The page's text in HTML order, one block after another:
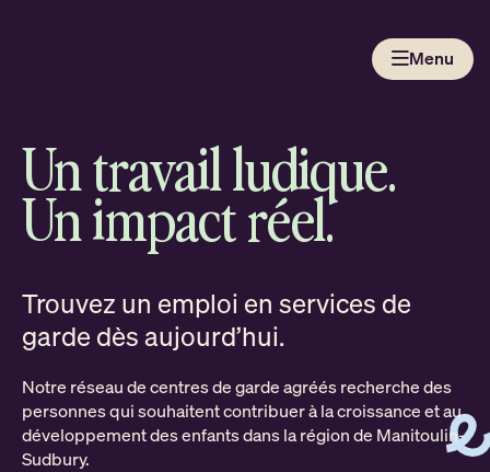
Menu
Un travail ludique.
Un impact réel.
Trouvez un emploi en services de
garde dès aujourd’hui.
Notre réseau de centres de garde agréés recherche des
personnes qui souhaitent contribuer à la croissance et au
développement des enfants dans la région de Manitoulin-
Sudbury.